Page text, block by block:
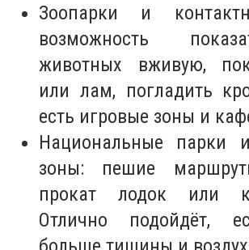
Зоопарки и
возможность
животных вживую,
или лам, погладить
есть игровые зоны и
Национальные парки
зоны: пешие
прокат лодок или
Отлично подойдёт,